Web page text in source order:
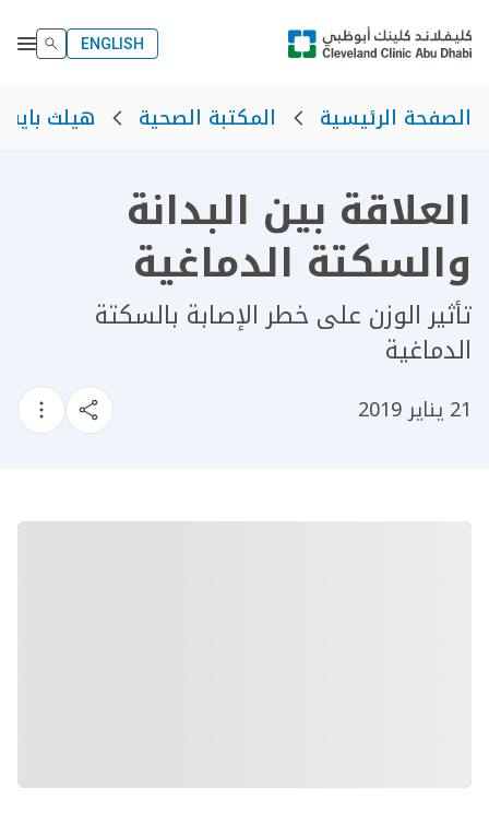
ENGLISH
الصفحة الرئيسية المكتبة الصحية هيلث بايت
العلاقة بين البدانة
والسكتة الدماغية
تأثير الوزن على خطر الإصابة بالسكتة
الدماغية
21 يناير 2019